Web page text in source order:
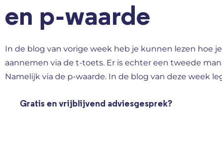
en p-waarde
In de blog van vorige week heb je kunnen lezen hoe
aannemen via de t-toets. Er is echter een tweede
Namelijk via de p-waarde. In de blog van deze week
Gratis en vrijblijvend adviesgesprek?